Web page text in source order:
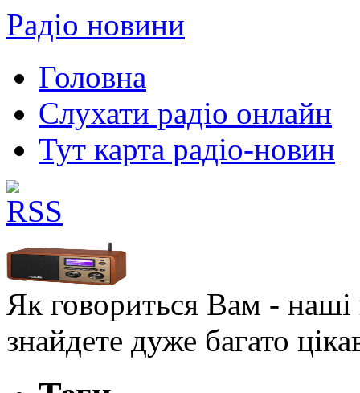
Радіо новини
Головна
Слухати радіо онлайн
Тут карта радіо-новин
Як говориться Вам - наші
знайдете дуже багато